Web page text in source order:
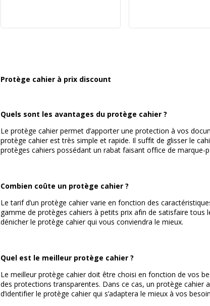
Protège cahier à prix discount
Quels sont les avantages du protège cahier ?
Le protège cahier permet d’apporter une protection à vos
protège cahier est très simple et rapide. Il suffit de glisser le
protèges cahiers possédant un rabat faisant office de marque-
Combien coûte un protège cahier ?
Le tarif d’un protège cahier varie en fonction des
gamme de protèges cahiers à petits prix afin de satisfaire tous
dénicher le protège cahier qui vous conviendra le mieux.
Quel est le meilleur protège cahier ?
Le meilleur protège cahier doit être choisi en fonction de vos
des protections transparentes. Dans ce cas, un protège cahier
d’identifier le protège cahier qui s’adaptera le mieux à vos